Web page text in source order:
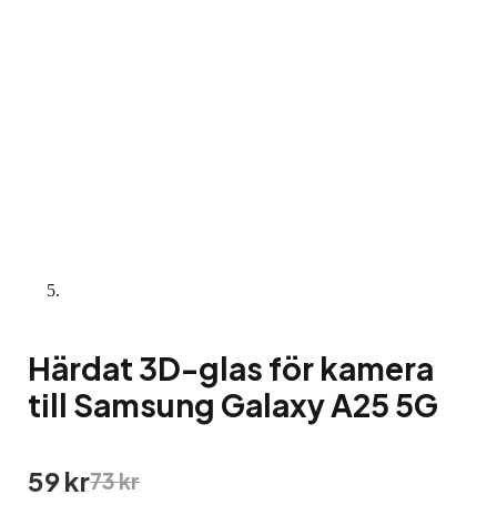
Härdat 3D-glas för kamera
till Samsung Galaxy A25 5G
73kr
Det
ursprungliga
59krDet
nuvarande